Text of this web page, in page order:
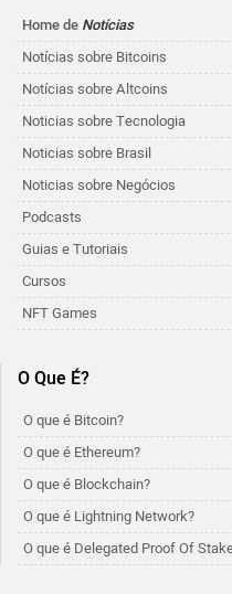
Home de Notícias
Notícias sobre Bitcoins
Notícias sobre Altcoins
Noticias sobre Tecnologia
Noticias sobre Brasil
Noticias sobre Negócios
Podcasts
Guias e Tutoriais
Cursos
NFT Games
O Que É?
O que é Bitcoin?
O que é Ethereum?
O que é Blockchain?
O que é Lightning Network?
O que é Delegated Proof Of